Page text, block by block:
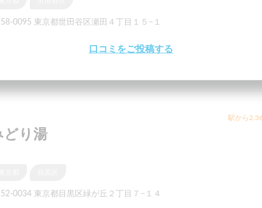
0095 東京都世田谷区瀬田４丁目１５−１
口コミをご投稿する
駅から
どり湯
0034 東京都目黒区緑が丘２丁目７−１４